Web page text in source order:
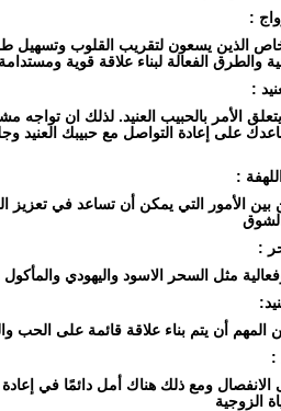
:
الذين يسعون لتقريب القلوب وتسهيل
والطرق الفعالة لبناء علاقة قوية
:
الأمر بالحبيب العنيد. لذلك ان تواجه
على إعادة التواصل مع حبيبك العنيد
:
بين الأمور التي يمكن أن تساعد في تعزيز
:
مثل السحر الاسود واليهودي
أن يتم بناء علاقة قائمة على الحب
:
ومع ذلك هناك أمل دائمًا في إعادة
الزوجية